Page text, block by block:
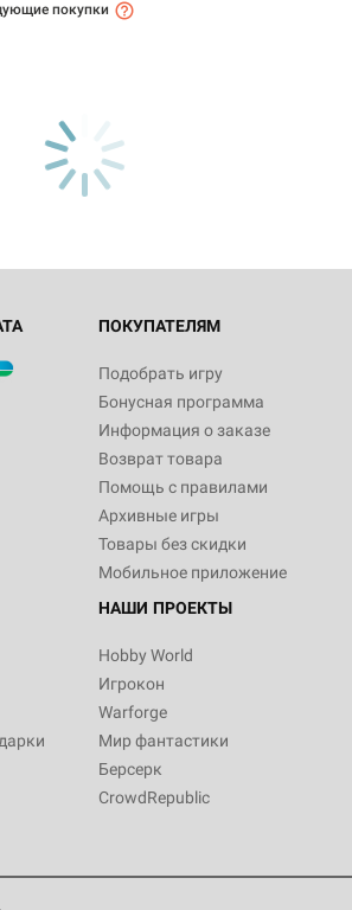
покупки
ПОКУПАТЕЛЯМ
Подобрать игру
Бонусная программа
Информация о заказе
Возврат товара
Помощь с правилами
Архивные игры
Товары без скидки
Мобильное приложение
НАШИ ПРОЕКТЫ
Hobby World
Игрокон
Warforge
Мир фантастики
Берсерк
CrowdRepublic